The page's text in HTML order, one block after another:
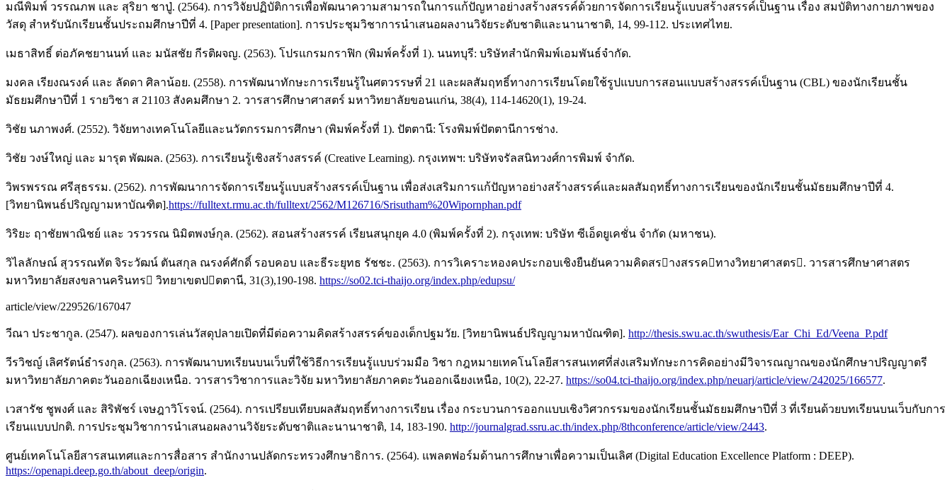
มณีพิมพ์ วรรณภพ และ สุริยา ชาปู่. (2564). การวิจัยปฏิบัติการเพื่อพัฒนาความสามารถในการแก้ปัญหาอย่างสร้างสรรค์ด้วยการจัดการเรียนรู้แบบสร้างสรรค์เป็นฐาน เรื่อง สมบัติทางกายภาพของ
วัสดุ สำหรับนักเรียนชั้นประถมศึกษาปีที่ 4. [Paper presentation]. การประชุมวิชาการนำเสนอผลงานวิจัยระดับชาติและนานาชาติ, 14, 99-112. ประเทศไทย.
เมธาสิทธิ์ ต่อภัคชยานนท์ และ มนัสชัย กีรติผจญ. (2563). โปรแกรมกราฟิก (พิมพ์ครั้งที่ 1). นนทบุรี: บริษัทสำนักพิมพ์เอมพันธ์จำกัด.
มงคล เรียงณรงค์ และ ลัดดา ศิลาน้อย. (2558). การพัฒนาทักษะการเรียนรู้ในศตวรรษที่ 21 และผลสัมฤทธิ์ทางการเรียนโดยใช้รูปแบบการสอนแบบสร้างสรรค์เป็นฐาน (CBL) ของนักเรียนชั้น
มัธยมศึกษาปีที่ 1 รายวิชา ส 21103 สังคมศึกษา 2. วารสารศึกษาศาสตร์ มหาวิทยาลัยขอนแก่น, 38(4), 114-14620(1), 19-24.
วิชัย นภาพงศ์. (2552). วิจัยทางเทคโนโลยีและนวัตกรรมการศึกษา (พิมพ์ครั้งที่ 1). ปัตตานี: โรงพิมพ์ปัตตานีการช่าง.
วิชัย วงษ์ใหญ่ และ มารุต พัฒผล. (2563). การเรียนรู้เชิงสร้างสรรค์ (Creative Learning). กรุงเทพฯ: บริษัทจรัลสนิทวงศ์การพิมพ์ จำกัด.
วิพรพรรณ ศรีสุธรรม. (2562). การพัฒนาการจัดการเรียนรู้แบบสร้างสรรค์เป็นฐาน เพื่อส่งเสริมการแก้ปัญหาอย่างสร้างสรรค์และผลสัมฤทธิ์ทางการเรียนของนักเรียนชั้นมัธยมศึกษาปีที่ 4.
[วิทยานิพนธ์ปริญญามหาบัณฑิต].https://fulltext.rmu.ac.th/fulltext/2562/M126716/Srisutham%20Wipornphan.pdf
วิริยะ ฤาชัยพาณิชย์ และ วรวรรณ นิมิตพงษ์กุล. (2562). สอนสร้างสรรค์ เรียนสนุกยุค 4.0 (พิมพ์ครั้งที่ 2). กรุงเทพ: บริษัท ซีเอ็ดยูเคชั่น จำกัด (มหาชน).
วิไลลักษณ์ สุวรรณทัต จิระวัฒน์ ตันสกุล ณรงค์ศักดิ์ รอบคอบ และธีระยุทธ รัชชะ. (2563). การวิเคราะหองคประกอบเชิงยืนยันความคิดสรางสรรคทางวิทยาศาสตร. วารสารศึกษาศาสตร
มหาวิทยาลัยสงขลานครินทร วิทยาเขตปตตานี, 31(3),190-198. https://so02.tci-thaijo.org/index.php/edupsu/
article/view/229526/167047
วีณา ประชากูล. (2547). ผลของการเล่นวัสดุปลายเปิดที่มีต่อความคิดสร้างสรรค์ของเด็กปฐมวัย. [วิทยานิพนธ์ปริญญามหาบัณฑิต]. http://thesis.swu.ac.th/swuthesis/Ear_Chi_Ed/Veena_P.pdf
วีรวิชญ์ เลิศรัตน์ธำรงกุล. (2563). การพัฒนาบทเรียนบนเว็บที่ใช้วิธีการเรียนรู้แบบร่วมมือ วิชา กฎหมายเทคโนโลยีสารสนเทศที่ส่งเสริมทักษะการคิดอย่างมีวิจารณญาณของนักศึกษาปริญญาตรี
มหาวิทยาลัยภาคตะวันออกเฉียงเหนือ. วารสารวิชาการและวิจัย มหาวิทยาลัยภาคตะวันออกเฉียงเหนือ, 10(2), 22-27. https://so04.tci-thaijo.org/index.php/neuarj/article/view/242025/166577.
เวสารัช ชูพงศ์ และ สิริพัชร์ เจษฎาวิโรจน์. (2564). การเปรียบเทียบผลสัมฤทธิ์ทางการเรียน เรื่อง กระบวนการออกแบบเชิงวิศวกรรมของนักเรียนชั้นมัธยมศึกษาปีที่ 3 ที่เรียนด้วยบทเรียนบนเว็บกับการ
เรียนแบบปกติ. การประชุมวิชาการนำเสนอผลงานวิจัยระดับชาติและนานาชาติ, 14, 183-190. http://journalgrad.ssru.ac.th/index.php/8thconference/article/view/2443.
ศูนย์เทคโนโลยีสารสนเทศและการสื่อสาร สำนักงานปลัดกระทรวงศึกษาธิการ. (2564). แพลตฟอร์มด้านการศึกษาเพื่อความเป็นเลิศ (Digital Education Excellence Platform : DEEP).
https://openapi.deep.go.th/about_deep/origin.